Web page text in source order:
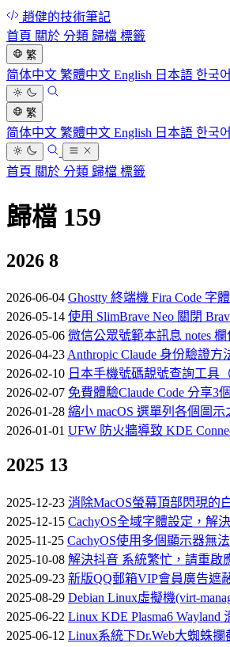
趙健的技術筆記
首頁 關於 分類 歸檔 標籤
繁
简体中文 繁體中文 English 日本語 한국어
繁
简体中文 繁體中文 English 日本語 한국어
首頁 關於 分類 歸檔 標籤
歸檔 159
2026 8
2026-06-04 Ghostty 終端機 Fira Code 字
2026-05-14 使用 SlimBrave Neo 關閉
2026-05-06 微信公眾號範本訊息 notes
2026-04-23Anthropic Claude 身份驗證方
2026-02-10 日本手機號碼靚號查詢工具
2026-02-07 免費體驗Claude Code 分享3
2026-01-28 縮小 macOS 選單列各個圖示
2026-01-01 UFW 防火牆導致 KDE
2025 13
2025-12-23 消除MacOS螢幕頂部閃現的
2025-12-15 CachyOS全域字體設定，解
2025-11-25 CachyOS使用多個顯示器無
2025-10-08 解決抖音 系統繁忙，請重啟
2025-09-23 新版QQ郵箱VIP會員廣告遮
2025-08-29 Debian Linux虛擬機(virt-
2025-06-22 Linux KDE Plasma6 Wayland
2025-06-12 Linux系統下Dr.Web大蜘蛛